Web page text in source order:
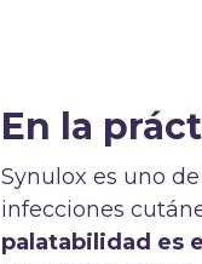
En la
Synulox es uno
infecciones
palatabilidad es